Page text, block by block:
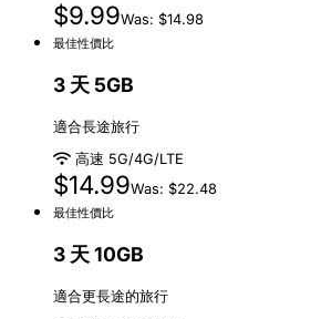
$9.99Was: $14.98
最佳性價比
3 天 5GB
適合長途旅行
高速 5G/4G/LTE
$14.99Was: $22.48
最佳性價比
3 天 10GB
適合更長途的旅行